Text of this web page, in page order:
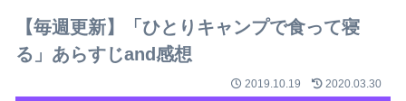
【毎週更新】「ひとりキャンプで食って寝
る」あらすじand感想
2019.10.19 2020.03.30